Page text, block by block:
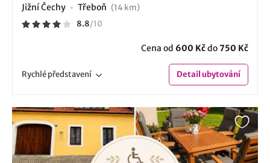
Jižní Čechy Třeboň (14 km)
8.8/10
Cena od 600 Kčdo750 Kč
Rychlépředstavení Detailubytování